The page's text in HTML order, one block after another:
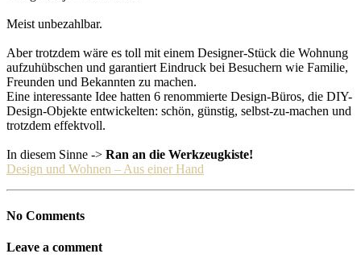
Meist unbezahlbar.
Aber trotzdem wäre es toll mit einem Designer-Stück die Wohnung
aufzuhübschen und garantiert Eindruck bei Besuchern wie Familie,
Freunden und Bekannten zu machen.
Eine interessante Idee hatten 6 renommierte Design-Büros, die DIY-
Design-Objekte entwickelten: schön, günstig, selbst-zu-machen und
trotzdem effektvoll.
In diesem Sinne -> Ran an die Werkzeugkiste!
Design und Wohnen – Aus einer Hand
No Comments
Leave a comment